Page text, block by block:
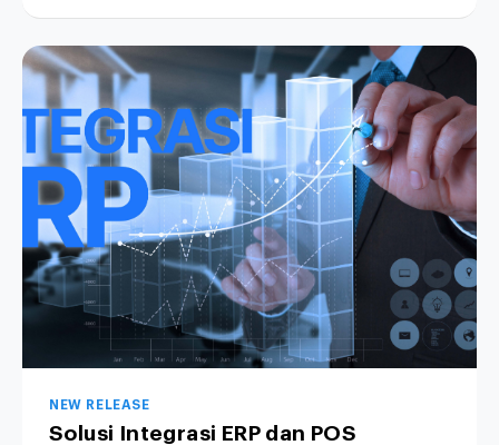
NEW RELEASE
Solusi Integrasi ERP dan POS